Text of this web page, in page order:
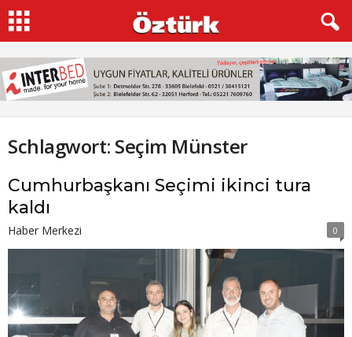
Schlagwort: Seçim Münster
Cumhurbaşkanı Seçimi ikinci tura
kaldı
Haber Merkezi 0